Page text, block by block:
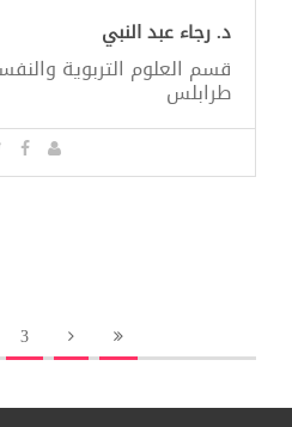
د. رجاء عبد النبي
قسم العلوم التربوية
طرابلس
3